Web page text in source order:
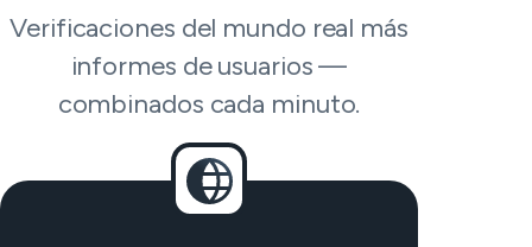
Verificaciones del mundo real más
informes de usuarios —
combinados cada minuto.